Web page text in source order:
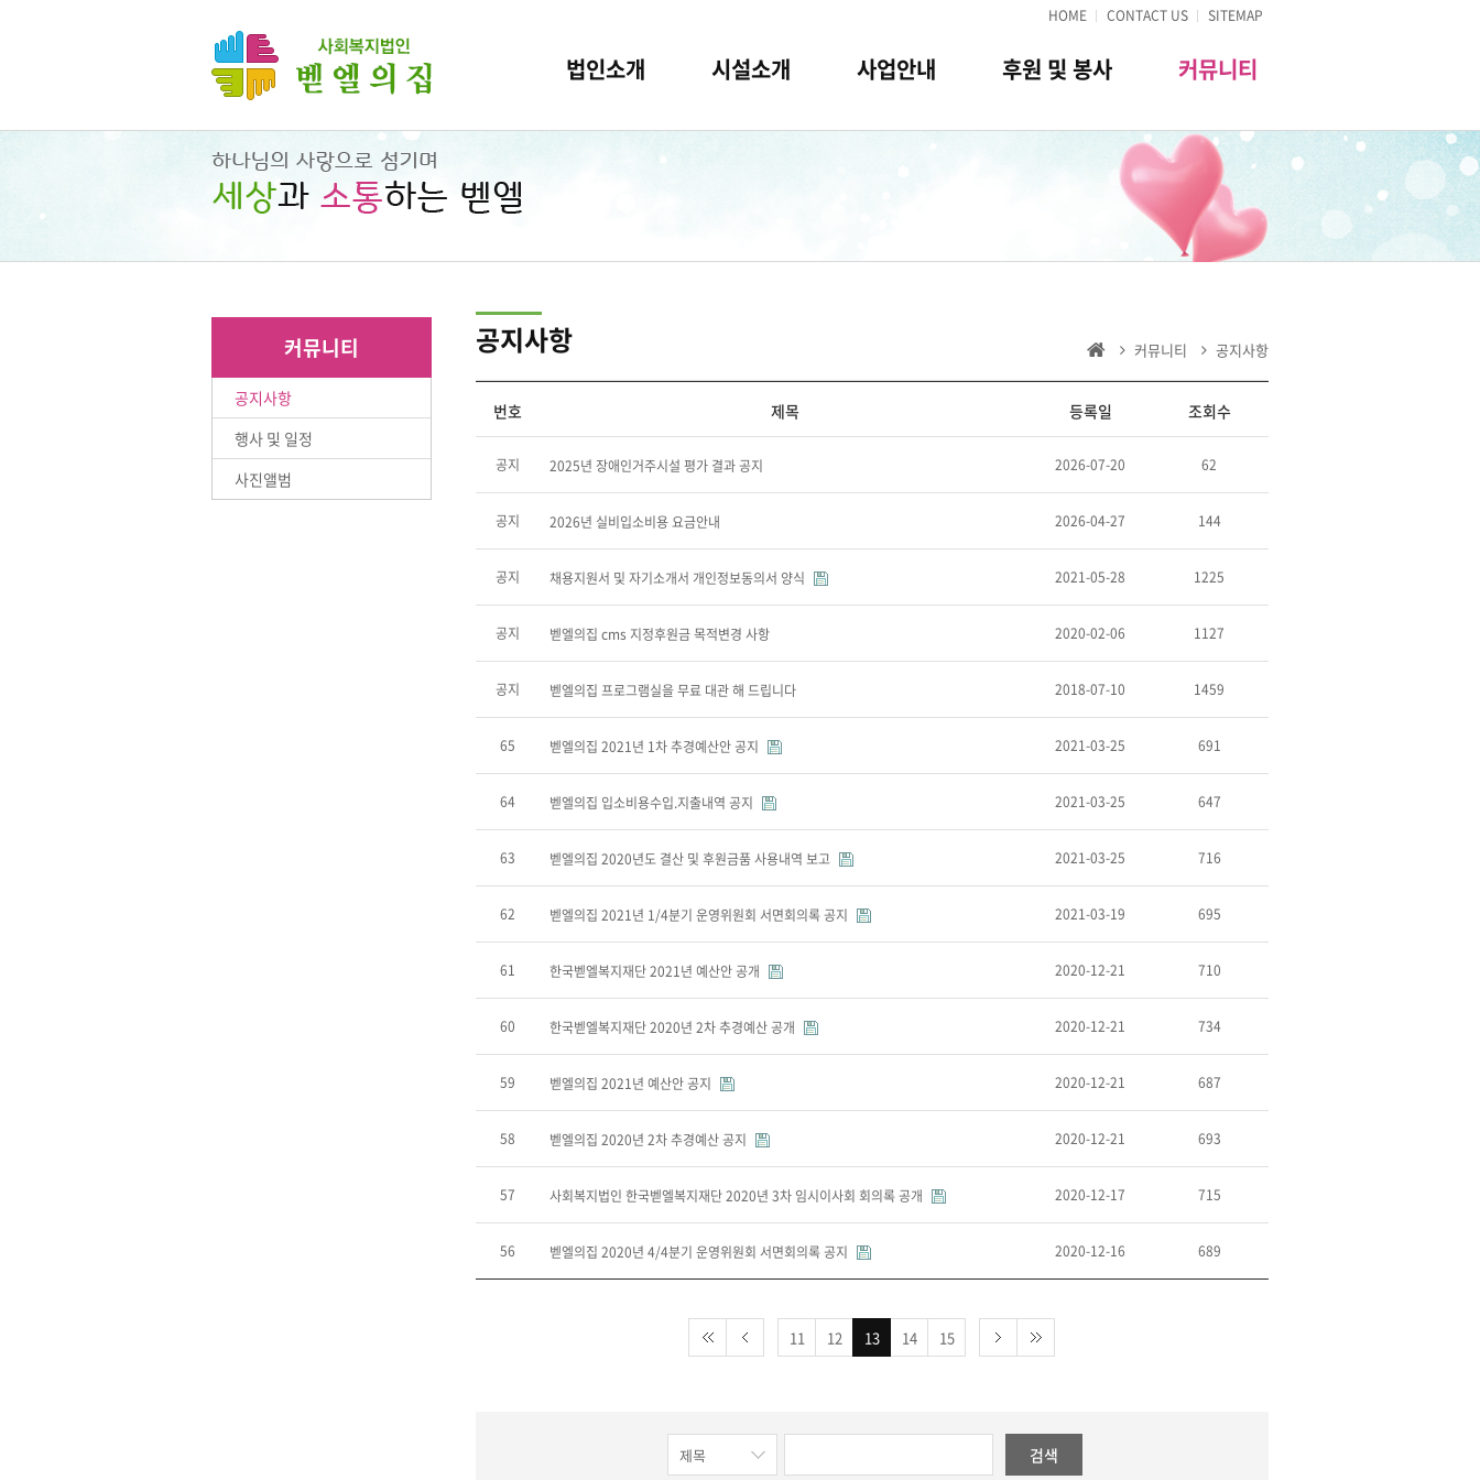
HOME CONTACT US SITEMAP
법인소개 시설소개 사업안내 후원 및 봉사 커뮤니티
커뮤니티 공지사항
커뮤니티
공지사항
행사 및 일정
사진앨범
공지사항
번호 제목 등록일 조회수
공지 2025년 장애인거주시설 평가 결과 공지 2026-07-20 62
공지 2026년 실비입소비용 요금안내 2026-04-27 144
공지 채용지원서 및 자기소개서 개인정보동의서 양식 2021-05-28 1225
공지 벧엘의집 cms 지정후원금 목적변경 사항 2020-02-06 1127
공지 벧엘의집 프로그램실을 무료 대관 해 드립니다 2018-07-10 1459
65 벧엘의집 2021년 1차 추경예산안 공지 2021-03-25 691
64 벧엘의집 입소비용수입.지출내역 공지 2021-03-25 647
63 벧엘의집 2020년도 결산 및 후원금품 사용내역 보고 2021-03-25 716
62 벧엘의집 2021년 1/4분기 운영위원회 서면회의록 공지 2021-03-19 695
61 한국벧엘복지재단 2021년 예산안 공개 2020-12-21 710
60 한국벧엘복지재단 2020년 2차 추경예산 공개 2020-12-21 734
59 벧엘의집 2021년 예산안 공지 2020-12-21 687
58 벧엘의집 2020년 2차 추경예산 공지 2020-12-21 693
57 사회복지법인 한국벧엘복지재단 2020년 3차 임시이사회 회의록 공개 2020-12-17 715
56 벧엘의집 2020년 4/4분기 운영위원회 서면회의록 공지 2020-12-16 689
11 12 13 14 15
검색